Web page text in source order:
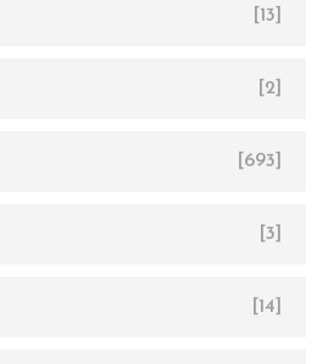
[13]
[2]
[693]
[3]
[14]